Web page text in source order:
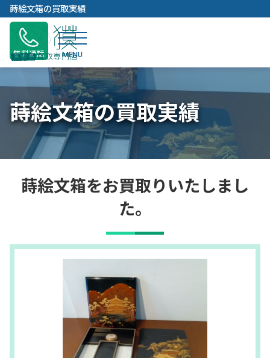
容
キ
プ
蒔絵文箱の買取実績
無料通話
蒔絵文箱の買取実績
蒔絵文箱をお買取りいたしまし
た。